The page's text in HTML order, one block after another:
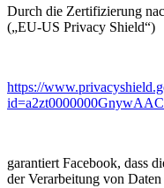
Durch die Zertifizierung
(„EU-US Privacy Shield“)
https://
garantiert Facebook, dass
der Verarbeitung von